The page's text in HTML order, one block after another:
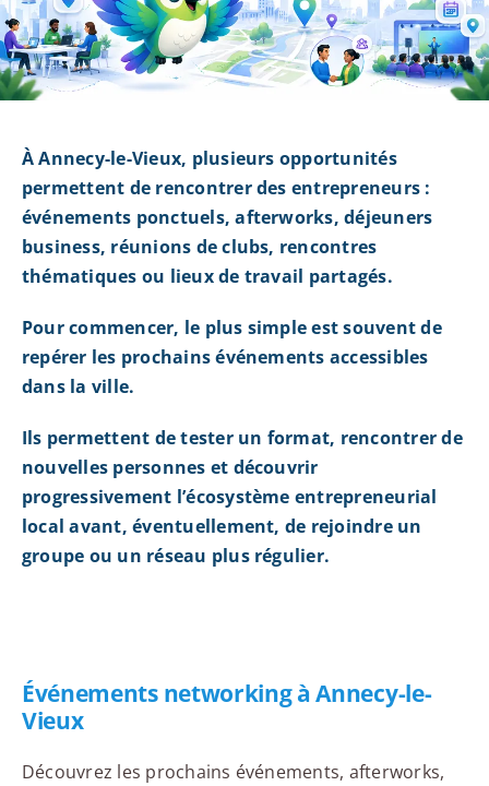
À Annecy-le-Vieux, plusieurs opportunités
permettent de rencontrer des entrepreneurs :
événements ponctuels, afterworks, déjeuners
business, réunions de clubs, rencontres
thématiques ou lieux de travail partagés.
Pour commencer, le plus simple est souvent de
repérer les prochains événements accessibles
dans la ville.
Ils permettent de tester un format, rencontrer de
nouvelles personnes et découvrir
progressivement l’écosystème entrepreneurial
local avant, éventuellement, de rejoindre un
groupe ou un réseau plus régulier.
Événements networking à Annecy-le-
Vieux
Découvrez les prochains événements, afterworks,